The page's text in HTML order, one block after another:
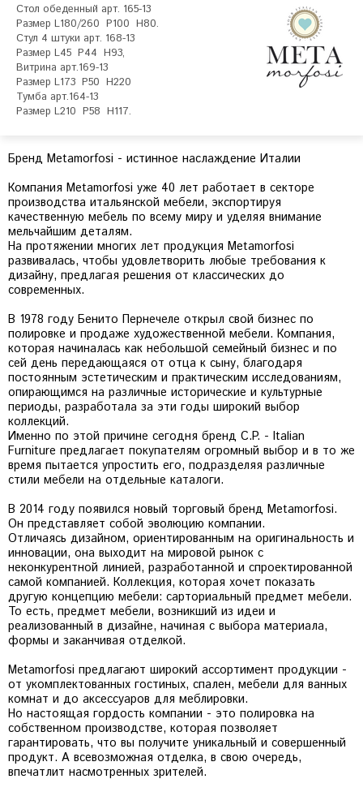
Стол обеденный арт. 165-13
Размер L180/260  P100  H80.
Стул 4 штуки арт. 168-13
Размер L45  P44  H93,
Витрина арт.169-13
Размер L173  P50  H220
Тумба арт.164-13
Размер L210  P58  H117.
Бренд Metamorfosi - истинное наслаждение Италии
Компания Metamorfosi уже 40 лет работает в секторе
производства итальянской мебели, экспортируя
качественную мебель по всему миру и уделяя внимание
мельчайшим деталям.
На протяжении многих лет продукция Metamorfosi
развивалась, чтобы удовлетворить любые требования к
дизайну, предлагая решения от классических до
современных.
В 1978 году Бенито Пернечеле открыл свой бизнес по
полировке и продаже художественной мебели. Компания,
которая начиналась как небольшой семейный бизнес и по
сей день передающаяся от отца к сыну, благодаря
постоянным эстетическим и практическим исследованиям,
опирающимся на различные исторические и культурные
периоды, разработала за эти годы широкий выбор
коллекций.
Именно по этой причине сегодня бренд C.P. - Italian
Furniture предлагает покупателям огромный выбор и в то же
время пытается упростить его, подразделяя различные
стили мебели на отдельные каталоги.
В 2014 году появился новый торговый бренд Metamorfosi.
Он представляет собой эволюцию компании.
Отличаясь дизайном, ориентированным на оригинальность и
инновации, она выходит на мировой рынок с
неконкурентной линией, разработанной и спроектированной
самой компанией. Коллекция, которая хочет показать
другую концепцию мебели: сарториальный предмет мебели.
То есть, предмет мебели, возникший из идеи и
реализованный в дизайне, начиная с выбора материала,
формы и заканчивая отделкой.
Metamorfosi предлагают широкий ассортимент продукции -
от укомплектованных гостиных, спален, мебели для ванных
комнат и до аксессуаров для меблировки.
Но настоящая гордость компании - это полировка на
собственном производстве, которая позволяет
гарантировать, что вы получите уникальный и совершенный
продукт. А всевозможная отделка, в свою очередь,
впечатлит насмотренных зрителей.